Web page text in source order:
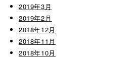
2019年3月
2019年2月
2018年12月
2018年11月
2018年10月